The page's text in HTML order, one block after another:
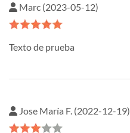
Marc (2023-05-12)
Texto de prueba
Jose María F. (2022-12-19)